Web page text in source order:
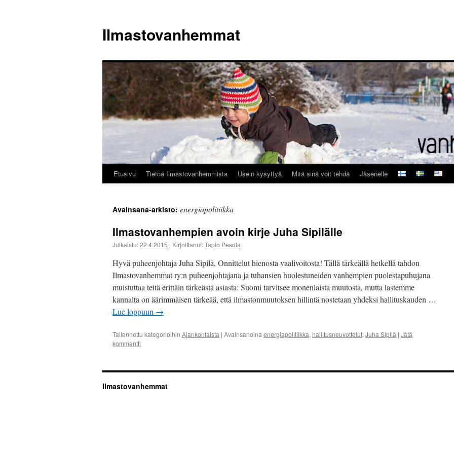
Ilmastovanhemmat
Etusivu Tietoa Ilmastovanhemmista Usein kysyttyä Mitä sinä voit tehdä Jäsenelle
Avainsana-arkisto: energiapolitiikka
Ilmastovanhempien avoin kirje Juha Sipilälle
Julkaistu:22.4.2015 | Kirjoittanut:Tapio Pesola
Hyvä puheenjohtaja Juha Sipilä, Onnittelut hienosta vaalivoitosta! Tällä tärkeällä hetkellä tahdon
Ilmastovanhemmat ry:n puheenjohtajana ja tuhansien huolestuneiden vanhempien puolestapuhujana
muistuttaa teitä erittäin tärkeästä asiasta: Suomi tarvitsee monenlaista muutosta, mutta lastemme
kannalta on äärimmäisen tärkeää, että ilmastonmuutoksen hillintä nostetaan yhdeksi hallituskauden …
Lue loppuun →
Tallennettu kategorioihin Ajankohtaista | Avainsanoina energiapolitiikka, hallitusneuvottelut, Juha Sipilä | Jätä
kommentti
Ilmastovanhemmat